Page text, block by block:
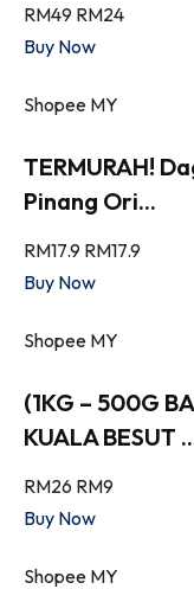
RM49 RM24
Buy Now
Shopee MY
TERMURAH!
Pinang Ori...
RM17.9 RM17.9
Buy Now
Shopee MY
(1KG – 500G
KUALA BESUT
RM26 RM9
Buy Now
Shopee MY